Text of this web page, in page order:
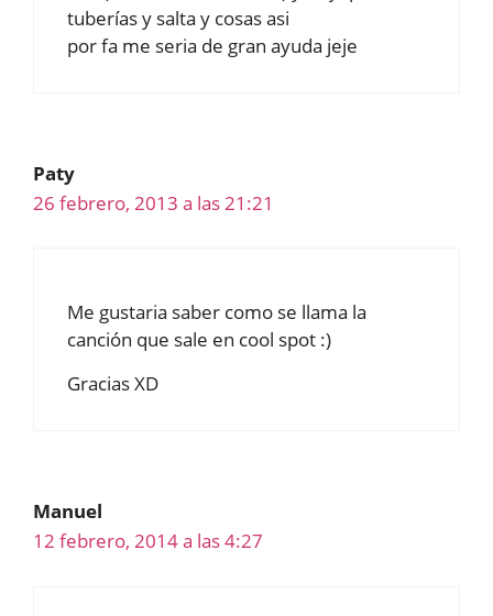
tuberías y salta y cosas asi
por fa me seria de gran ayuda jeje
Paty
26 febrero, 2013 a las 21:21
Me gustaria saber como se llama la
canción que sale en cool spot :)
Gracias XD
Manuel
12 febrero, 2014 a las 4:27